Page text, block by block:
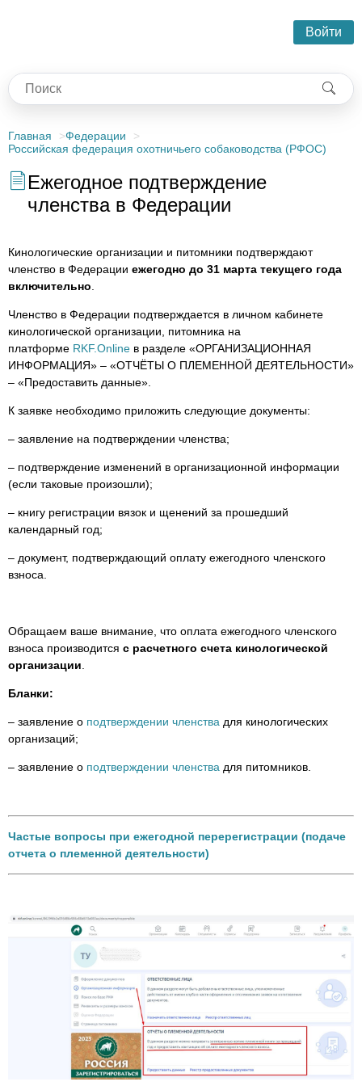
Войти
Главная
Федерации
Российская федерация охотничьего собаководства (РФОС)
Ежегодное подтверждение
членства в Федерации
Кинологические организации и питомники подтверждают
членство в Федерации ежегодно до 31 марта текущего года
включительно
Членство в Федерации подтверждается в личном кабинете
кинологической организации, питомника на
платформе RKF.Online в разделе «ОРГАНИЗАЦИОННАЯ
ИНФОРМАЦИЯ» – «ОТЧЁТЫ О ПЛЕМЕННОЙ ДЕЯТЕЛЬНОСТИ»
– «Предоставить данные».
К заявке необходимо приложить следующие документы:
– заявление на подтверждении членства;
– подтверждение изменений в организационной информации
(если таковые произошли);
– книгу регистрации вязок и щенений за прошедший
календарный год;
– документ, подтверждающий оплату ежегодного членского
взноса.
Обращаем ваше внимание, что оплата ежегодного членского
взноса производится с расчетного счета кинологической
организации
Бланки:
– заявление о подтверждении членства для кинологических
организаций;
– заявление о подтверждении членства для питомников.
Частые вопросы при ежегодной перерегистрации (подаче
отчета о племенной деятельности)